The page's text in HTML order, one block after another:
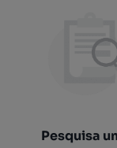
Pesquisa